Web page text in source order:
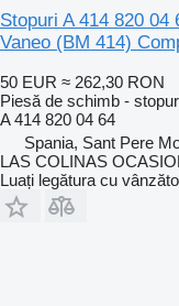
Stopuri A 414 820
Vaneo (BM 414)
50 EUR ≈ 262,30 RON
Piesă de schimb -
A 414 820 04 64
Spania, Sant Pere
LAS COLINAS
Luați legătura cu